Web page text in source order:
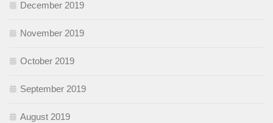
December 2019
November 2019
October 2019
September 2019
August 2019